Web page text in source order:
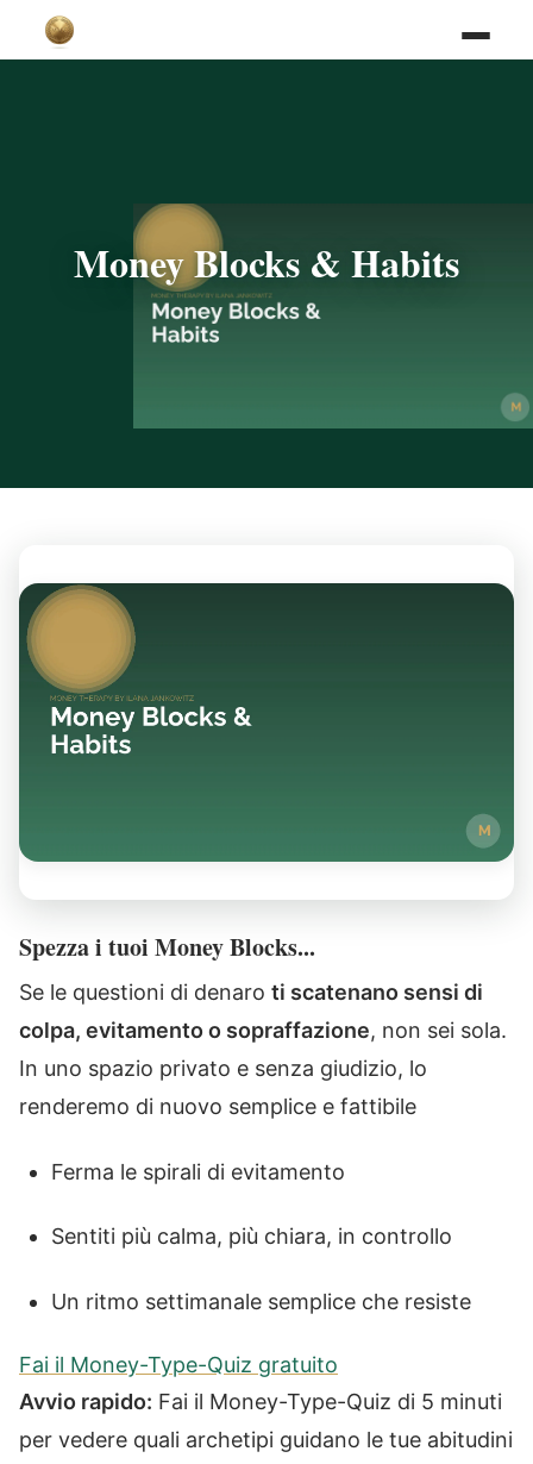
Money Blocks & Habits
Spezza i tuoi Money Blocks...
Se le questioni di denaro ti scatenano sensi di
colpa, evitamento o sopraffazione, non sei sola.
In uno spazio privato e senza giudizio, lo
renderemo di nuovo semplice e fattibile
Ferma le spirali di evitamento
Sentiti più calma, più chiara, in controllo
Un ritmo settimanale semplice che resiste
Fai il Money-Type-Quiz gratuito
Avvio rapido: Fai il Money-Type-Quiz di 5 minuti
per vedere quali archetipi guidano le tue abitudini